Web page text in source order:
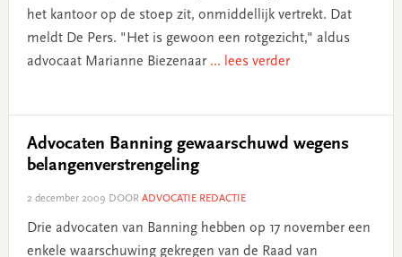
het kantoor op de stoep zit, onmiddellijk vertrekt. Dat
meldt De Pers. "Het is gewoon een rotgezicht," aldus
advocaat Marianne Biezenaar ... lees verder
Advocaten Banning gewaarschuwd wegens
belangenverstrengeling
2 december 2009 DOOR ADVOCATIE REDACTIE
Drie advocaten van Banning hebben op 17 november een
enkele waarschuwing gekregen van de Raad van